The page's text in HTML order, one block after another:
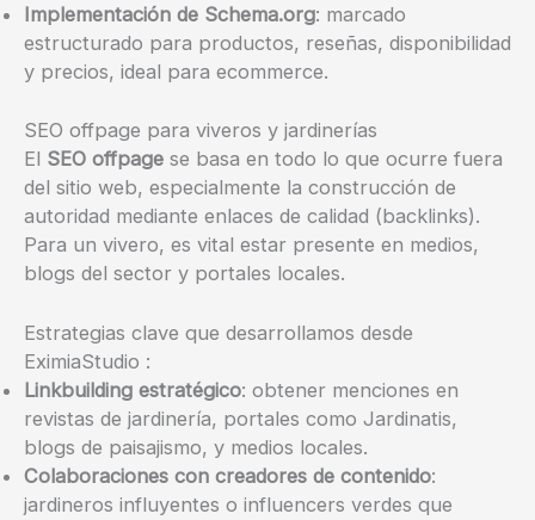
Implementación de Schema.org: marcado
estructurado para productos, reseñas, disponibilidad
y precios, ideal para ecommerce.
SEO offpage para viveros y jardinerías
El SEO offpage se basa en todo lo que ocurre fuera
del sitio web, especialmente la construcción de
autoridad mediante enlaces de calidad (backlinks).
Para un vivero, es vital estar presente en medios,
blogs del sector y portales locales.
Estrategias clave que desarrollamos desde
EximiaStudio :
Linkbuilding estratégico: obtener menciones en
revistas de jardinería, portales como Jardinatis,
blogs de paisajismo, y medios locales.
Colaboraciones con creadores de contenido:
jardineros influyentes o influencers verdes que